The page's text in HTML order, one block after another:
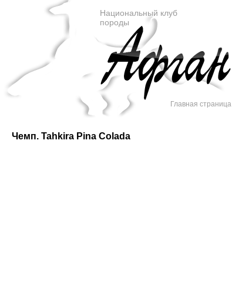
Национальный клуб
породы
Главная страница
Чемп. Tahkira Pina Colada